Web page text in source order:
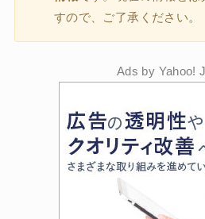
すので、ご了承ください。
Ads by Yahoo!